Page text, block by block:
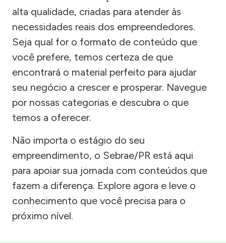
alta qualidade, criadas para atender às
necessidades reais dos empreendedores.
Seja qual for o formato de conteúdo que
você prefere, temos certeza de que
encontrará o material perfeito para ajudar
seu negócio a crescer e prosperar. Navegue
por nossas categorias e descubra o que
temos a oferecer.
Não importa o estágio do seu
empreendimento, o Sebrae/PR está aqui
para apoiar sua jornada com conteúdos que
fazem a diferença. Explore agora e leve o
conhecimento que você precisa para o
próximo nível.